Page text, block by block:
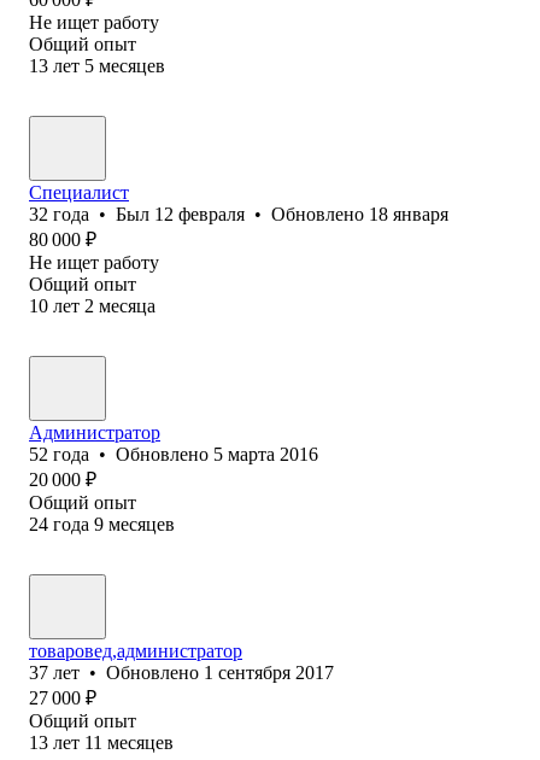
Не ищет работу
Общий опыт
13 лет 5 месяцев
Специалист
32 года • Был 12 февраля • Обновлено 18 января
80 000 ₽
Не ищет работу
Общий опыт
10 лет 2 месяца
Администратор
52 года • Обновлено 5 марта 2016
20 000 ₽
Общий опыт
24 года 9 месяцев
товаровед,администратор
37 лет • Обновлено 1 сентября 2017
27 000 ₽
Общий опыт
13 лет 11 месяцев